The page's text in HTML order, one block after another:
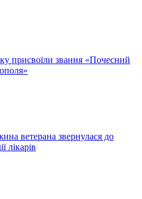
присвоїли звання «Почесний
ветерана звернулася до
лікарів